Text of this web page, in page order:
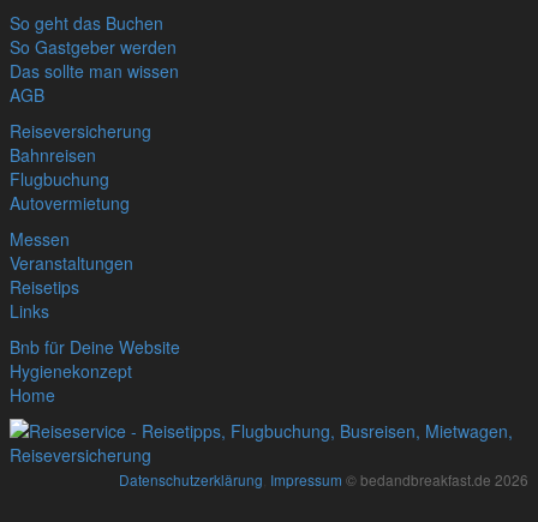
So geht das Buchen
So Gastgeber werden
Das sollte man wissen
AGB
Reiseversicherung
Bahnreisen
Flugbuchung
Autovermietung
Messen
Veranstaltungen
Reisetips
Links
Bnb für Deine Website
Hygienekonzept
Home
Datenschutzerklärung Impressum © bedandbreakfast.de 2026